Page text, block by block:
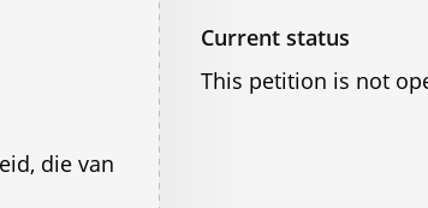
die van
Current status
This petition is not